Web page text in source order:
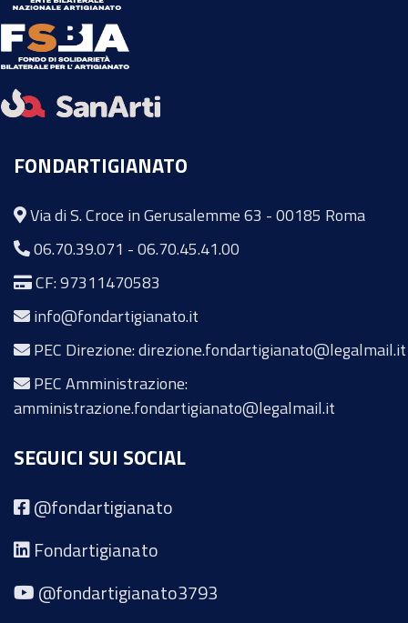
FONDARTIGIANATO
Via di S. Croce in Gerusalemme 63 - 00185 Roma
06.70.39.071 -06.70.45.41.00
CF: 97311470583
info@fondartigianato.it
PEC Direzione: direzione.fondartigianato@legalmail.it
PEC Amministrazione:
amministrazione.fondartigianato@legalmail.it
SEGUICI SUI SOCIAL
@fondartigianato
Fondartigianato
@fondartigianato3793